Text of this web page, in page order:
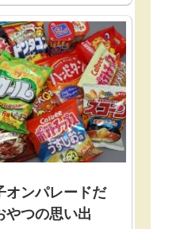
オンパレードだ
やつの思い出